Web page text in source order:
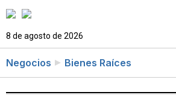
8 de agosto de 2026
Negocios Bienes Raíces